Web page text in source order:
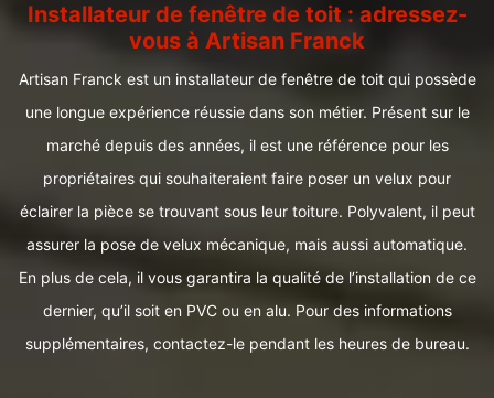
Installateur de fenêtre de toit : adressez-
vous à Artisan Franck
Artisan Franck est un installateur de fenêtre de toit qui possède
une longue expérience réussie dans son métier. Présent sur le
marché depuis des années, il est une référence pour les
propriétaires qui souhaiteraient faire poser un velux pour
éclairer la pièce se trouvant sous leur toiture. Polyvalent, il peut
assurer la pose de velux mécanique, mais aussi automatique.
En plus de cela, il vous garantira la qualité de l’installation de ce
dernier, qu’il soit en PVC ou en alu. Pour des informations
supplémentaires, contactez-le pendant les heures de bureau.